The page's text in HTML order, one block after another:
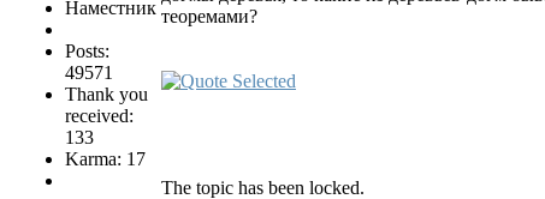
Наместник
Posts:
49571
Thank you
received:
133
Karma: 17
теоремами?
The topic has been locked.